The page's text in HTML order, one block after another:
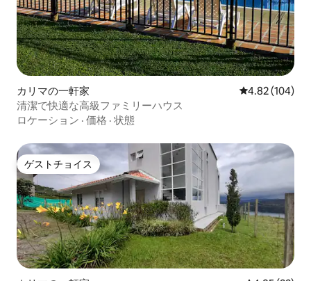
カリマの一軒家 レビュー104
4.82 (104)
清潔で快適な高級ファミリーハウス
ロケーション · 価格 · 状態
ゲストチョイス
ゲストチョイス